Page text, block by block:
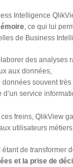
Intelligence
, ce qui lui
de Business
des analyses
aux données,
données souvent très
d’un service
freins, QlikView
utilisateurs
étant de transformer
et la prise de